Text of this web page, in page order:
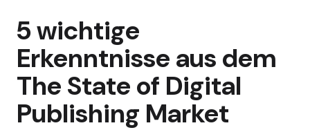
5 wichtige
Erkenntnisse aus dem
The State of Digital
Publishing Market